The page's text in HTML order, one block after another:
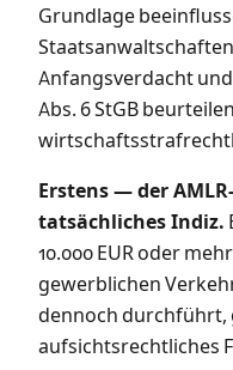
Grundlage
Anfangsverdacht
Abs. 6 StGB
Erstens — der
tatsächliches Indiz.
10.000 EUR oder
gewerblichen
dennoch durchführt,
aufsichtsrechtliches